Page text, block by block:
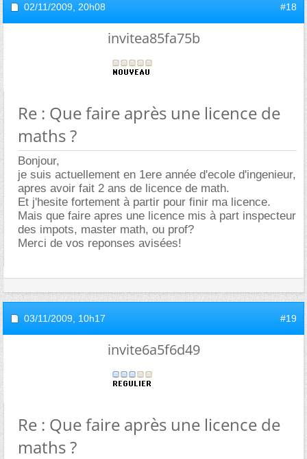
02/11/2009, 20h08 #18
invitea85fa75b
Re : Que faire après une licence de
maths ?
Bonjour,
je suis actuellement en 1ere année d'ecole d'ingenieur,
apres avoir fait 2 ans de licence de math.
Et j'hesite fortement à partir pour finir ma licence.
Mais que faire apres une licence mis à part inspecteur
des impots, master math, ou prof?
Merci de vos reponses avisées!
03/11/2009, 10h17 #19
invite6a5f6d49
Re : Que faire après une licence de
maths ?